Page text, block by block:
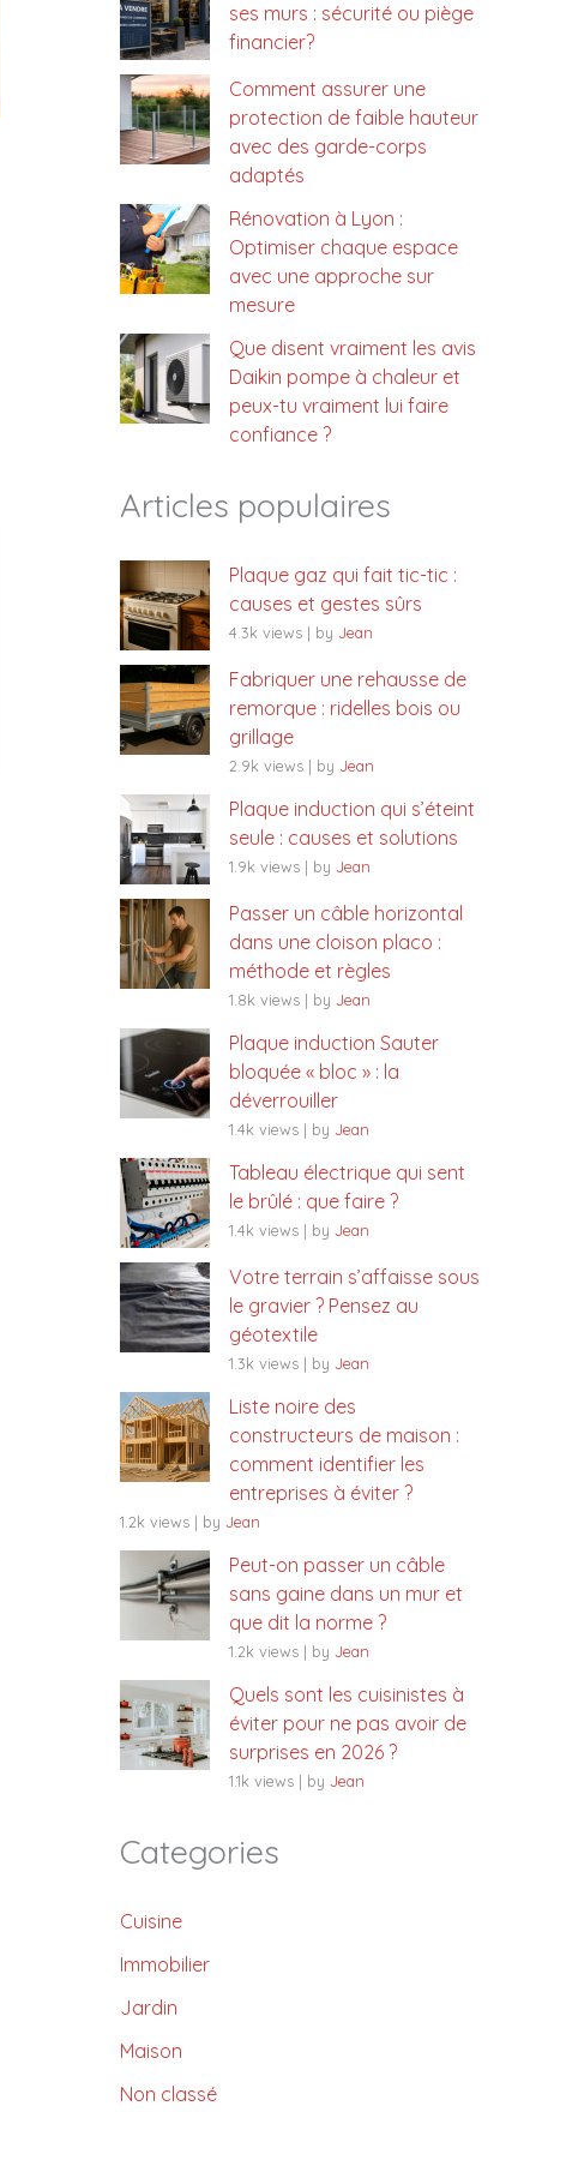
ses murs : sécurité ou piège
financier?
Comment assurer une
protection de faible hauteur
avec des garde-corps
adaptés
Rénovation à Lyon :
Optimiser chaque espace
avec une approche sur
mesure
Que disent vraiment les avis
Daikin pompe à chaleur et
peux-tu vraiment lui faire
confiance ?
Articles populaires
Plaque gaz qui fait tic-tic :
causes et gestes sûrs
4.3k views | by Jean
Fabriquer une rehausse de
remorque : ridelles bois ou
grillage
2.9k views | by Jean
Plaque induction qui s’éteint
seule : causes et solutions
1.9k views | by Jean
Passer un câble horizontal
dans une cloison placo :
méthode et règles
1.8k views | by Jean
Plaque induction Sauter
bloquée « bloc » : la
déverrouiller
1.4k views | by Jean
Tableau électrique qui sent
le brûlé : que faire ?
1.4k views | by Jean
Votre terrain s’affaisse sous
le gravier ? Pensez au
géotextile
1.3k views | by Jean
Liste noire des
constructeurs de maison :
comment identifier les
entreprises à éviter ?
1.2k views | by Jean
Peut-on passer un câble
sans gaine dans un mur et
que dit la norme ?
1.2k views | by Jean
Quels sont les cuisinistes à
éviter pour ne pas avoir de
surprises en 2026 ?
1.1k views | by Jean
Categories
Cuisine
Immobilier
Jardin
Maison
Non classé